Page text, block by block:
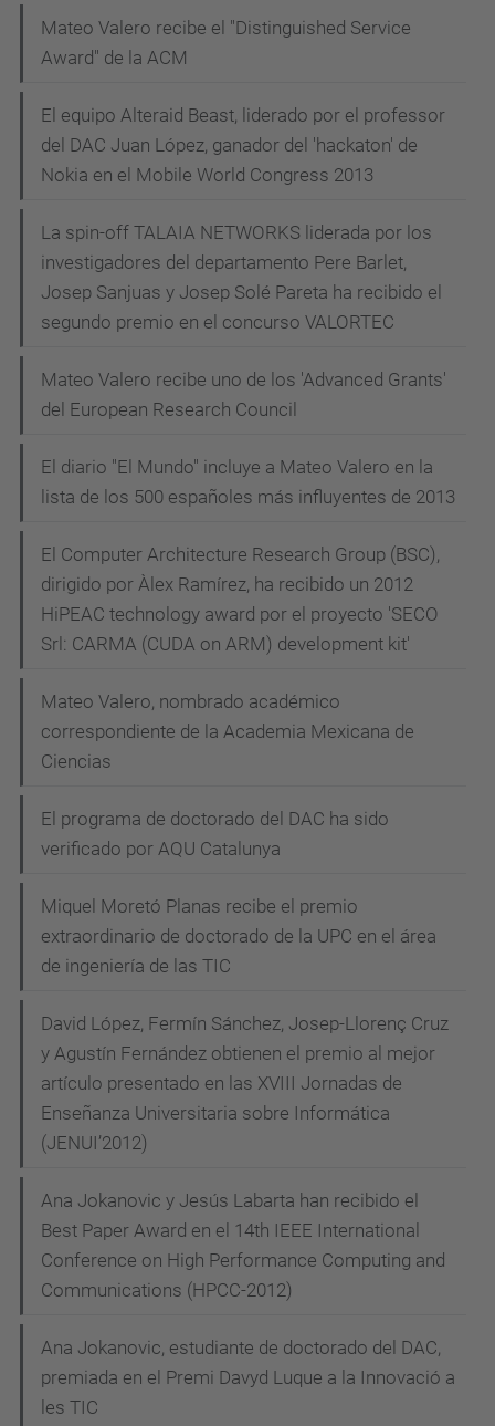
Mateo Valero recibe el "Distinguished Service
Award" de la ACM
El equipo Alteraid Beast, liderado por el professor
del DAC Juan López, ganador del 'hackaton' de
Nokia en el Mobile World Congress 2013
La spin-off TALAIA NETWORKS liderada por los
investigadores del departamento Pere Barlet,
Josep Sanjuas y Josep Solé Pareta ha recibido el
segundo premio en el concurso VALORTEC
Mateo Valero recibe uno de los 'Advanced Grants'
del European Research Council
El diario "El Mundo" incluye a Mateo Valero en la
lista de los 500 españoles más influyentes de 2013
El Computer Architecture Research Group (BSC),
dirigido por Àlex Ramírez, ha recibido un 2012
HiPEAC technology award por el proyecto 'SECO
Srl: CARMA (CUDA on ARM) development kit'
Mateo Valero, nombrado académico
correspondiente de la Academia Mexicana de
Ciencias
El programa de doctorado del DAC ha sido
verificado por AQU Catalunya
Miquel Moretó Planas recibe el premio
extraordinario de doctorado de la UPC en el área
de ingeniería de las TIC
David López, Fermín Sánchez, Josep-Llorenç Cruz
y Agustín Fernández obtienen el premio al mejor
artículo presentado en las XVIII Jornadas de
Enseñanza Universitaria sobre Informática
(JENUI’2012)
Ana Jokanovic y Jesús Labarta han recibido el
Best Paper Award en el 14th IEEE International
Conference on High Performance Computing and
Communications (HPCC-2012)
Ana Jokanovic, estudiante de doctorado del DAC,
premiada en el Premi Davyd Luque a la Innovació a
les TIC